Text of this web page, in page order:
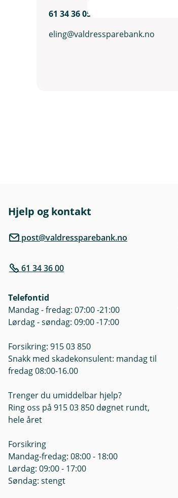
61 34 36 05
eling@valdressparebank.no
Hjelp og kontakt
post@valdressparebank.no
61 34 36 00
Telefontid
Mandag - fredag: 07:00 -21:00
Lørdag - søndag: 09:00 -17:00
Forsikring: 915 03 850
Snakk med skadekonsulent: mandag til
fredag 08:00-16.00
Trenger du umiddelbar hjelp?
Ring oss på 915 03 850 døgnet rundt,
hele året
Forsikring
Mandag-fredag: 08:00 - 18:00
Lørdag: 09:00 - 17:00
Søndag: stengt